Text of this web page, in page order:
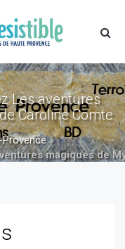
Les aventures
Caroline Comte
»
magiques de